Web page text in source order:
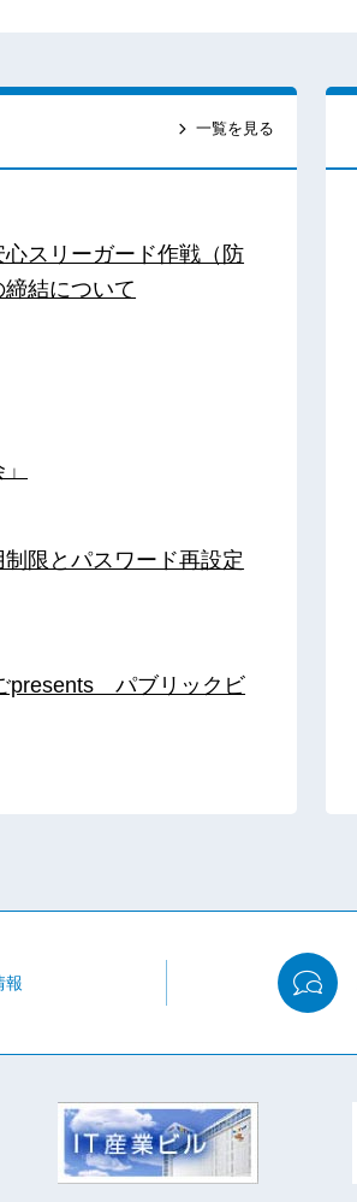
一覧を見る
スリーガード作戦（防
結について
限とパスワード再設定
presents パブリックビ
報